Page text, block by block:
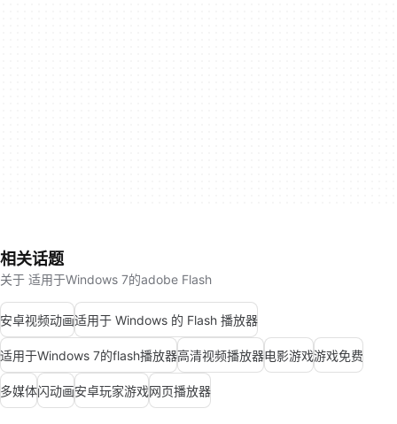
相关话题
关于 适用于Windows 7的adobe Flash
安卓视频动画适用于 Windows 的 Flash 播放器
适用于Windows 7的flash播放器高清视频播放器电影游戏游戏免费
多媒体闪动画安卓玩家游戏网页播放器